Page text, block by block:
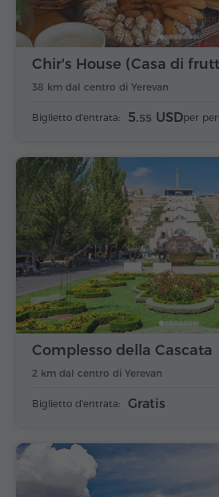
38 km dal centro di Yerevan
Chir's House (Casa di
Biglietto d'entrata: 5.55 USDper
2 km dal centro di Yerevan
Complesso della Cascata
Biglietto d'entrata: Gratis